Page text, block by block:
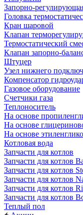
Запорно-
Головка
Кран шаровой
Клапан
Термостатический
Клапан запорно-
Штуцер
Узел нижнего
Компенсатор
Газовое оборудование
Счетчики газа
Теплоноситель
На основе
На основе
На основе
Котловая вода
Запчасти для котлов
Запчасти для котлов
Запчасти для котлов
Запчасти для котлов
Запчасти для котлов
Запчасти для котлов
Теплый пол